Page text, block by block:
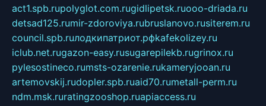
act1.spb.rupolyglot.com.rugidlipetsk.ruooo-driada.ru
detsad125.rumir-zdoroviya.rubruslanovo.rusiterem.ru
council.spb.ruлодкипатриот.рфkafekolizey.ru
iclub.net.rugazon-easy.rusugarepilekb.rugrinox.ru
pylesostineco.rumsts-ozarenie.rukameryjooan.ru
artemovskij.rudopler.spb.ruaid70.rumetall-perm.ru
ndm.msk.ruratingzooshop.ruapiaccess.ru